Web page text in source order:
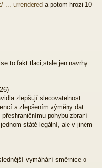
... urrendered a potom hrozi 10
to fakt tlaci,stale jen navrhy
zlepšují sledovatelnost
a zlepšením výměny dat
pohybu zbraní –
státě legální, ale v jiném
vymáhání směrnice o